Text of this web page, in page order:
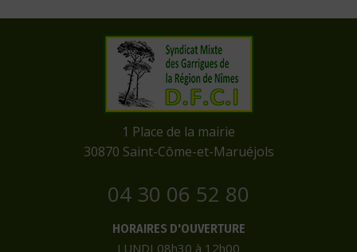
​1 Place de la mairie
​30870 Saint-Côme-et-Maruéjols
04 30 06 52 80
HORAIRES D'OUVERTURE
LUNDI 08h30 à 12h00